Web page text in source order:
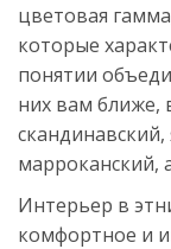
цветовая
которые
понятии
них вам ближе,
скандинавский,
марроканский,
Интерьер в
комфортное и